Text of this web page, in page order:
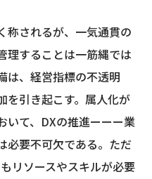
称されるが、一気通貫の
理することは一筋縄では
は、経営指標の不透明
を引き起こす。属人化が
いて、DXの推進ーーー業
必要不可欠である。ただ
リソースやスキルが必要